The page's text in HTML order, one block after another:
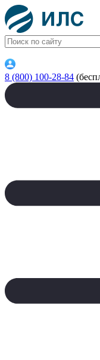
8 (800) 100-28-84